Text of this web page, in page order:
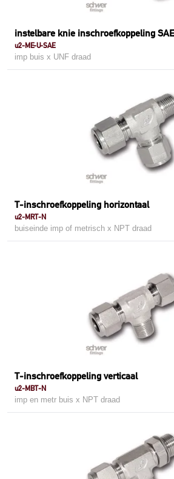
instelbare knie inschroefkoppeling
u2-ME-U-SAE
imp buis x UNF draad
T-inschroefkoppeling horizontaal
u2-MRT-N
buiseinde imp of metrisch x NPT draad
T-inschroefkoppeling verticaal
u2-MBT-N
imp en metr buis x NPT draad